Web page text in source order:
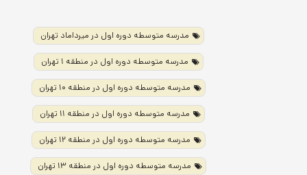
مدرسه متوسطه دوره اول در میرداماد تهران
مدرسه متوسطه دوره اول در منطقه ۱ تهران
مدرسه متوسطه دوره اول در منطقه ۱۰ تهران
مدرسه متوسطه دوره اول در منطقه ۱۱ تهران
مدرسه متوسطه دوره اول در منطقه ۱۲ تهران
مدرسه متوسطه دوره اول در منطقه ۱۳ تهران